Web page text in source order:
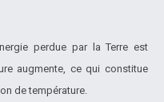
perdue par la Terre est
augmente, ce qui constitue
de température.